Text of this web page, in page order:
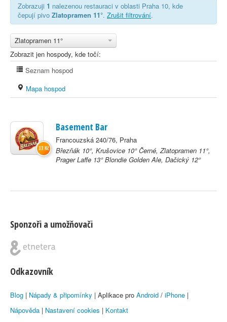
Zobrazuji 1 nalezenou restauraci v oblasti Praha 10, kde
čepují pivo Zlatopramen 11°. Zrušit filtrování.
Zlatopramen 11°
Zobrazit jen hospody, kde točí:
Seznam hospod
Mapa hospod
Basement Bar
Francouzská 240/76, Praha
Březňák 10°, Krušovice 10° Černé, Zlatopramen 11°,
Prager Laffe 13° Blondie Golden Ale, Dačický 12°
33 Kč
Sponzoři a umožňovači
Odkazovník
Blog | Nápady & připomínky | Aplikace pro Android / iPhone |
Nápověda | Nastavení cookies | Kontakt